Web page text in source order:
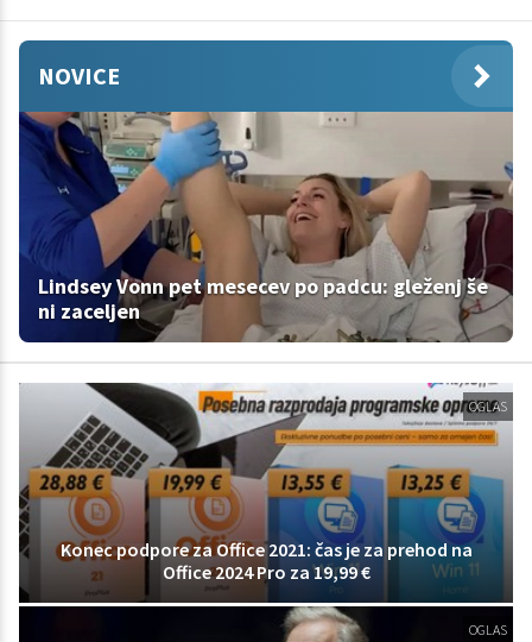
NOVICE
Lindsey Vonn pet mesecev po padcu: gleženj še
ni zaceljen
OGLAS
Konec podpore za Office 2021: čas je za prehod na
Office 2024 Pro za 19,99 €
OGLAS